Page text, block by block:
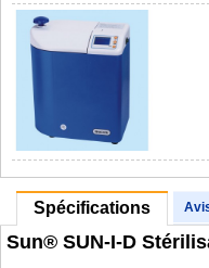
Spécifications
Sun® SUN-I-D